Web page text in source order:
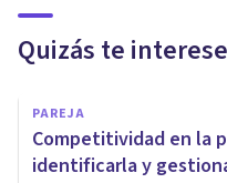
Quizás te interese
PAREJA
Competitividad en la
identificarla y